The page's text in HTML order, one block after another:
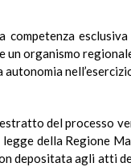
un organismo
del processo
della Regione
depositata agli atti